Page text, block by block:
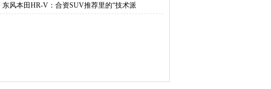
·东风本田HR-V：合资SUV推荐里的“技术派